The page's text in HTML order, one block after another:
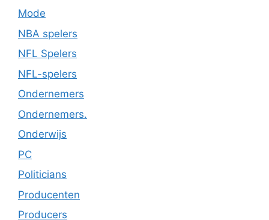
Mode
NBA spelers
NFL Spelers
NFL-spelers
Ondernemers
Ondernemers.
Onderwijs
PC
Politicians
Producenten
Producers